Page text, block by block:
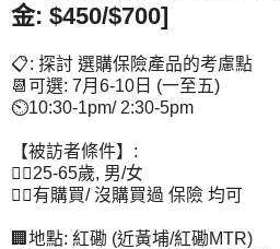
金: $450/$700]
📋: 探討 選購保險產品的考慮點
📆可選: 7月6-10日 (一至五)
⏲️10:30-1pm/ 2:30-5pm
【被訪者條件】:
👉🏻25-65歲, 男/女
👉🏻有購買/ 沒購買過 保險 均可
🏢地點: 紅磡 (近黃埔/紅磡MTR)